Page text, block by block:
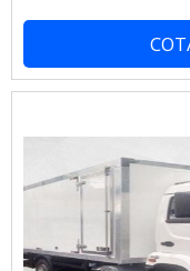
papelaria, móveis,
alumínio para master é
x 320m ou 210 x 200 x
Transporta cerca de